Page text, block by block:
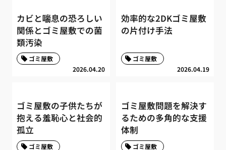
カビと喘息の恐ろしい
関係とゴミ屋敷での菌
類汚染
2026.04.20
ゴミ屋敷
効率的な2DKゴミ屋敷
の片付け手法
2026.04.19
ゴミ屋敷
ゴミ屋敷の子供たちが
抱える羞恥心と社会的
孤立
ゴミ屋敷
ゴミ屋敷問題を解決す
るための多角的な支援
体制
ゴミ屋敷